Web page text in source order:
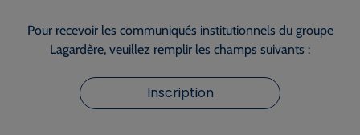
Pour recevoir les communiqués institutionnels du groupe
Lagardère, veuillez remplir les champs suivants :
Inscription